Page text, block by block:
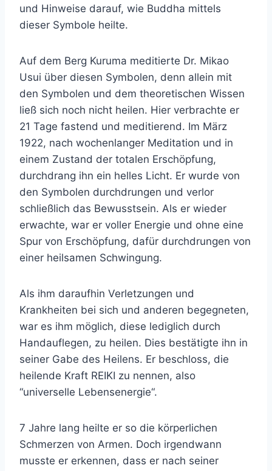
und Hinweise darauf, wie Buddha mittels
dieser Symbole heilte.
Auf dem Berg Kuruma meditierte Dr. Mikao
Usui über diesen Symbolen, denn allein mit
den Symbolen und dem theoretischen Wissen
ließ sich noch nicht heilen. Hier verbrachte er
21 Tage fastend und meditierend. Im März
1922, nach wochenlanger Meditation und in
einem Zustand der totalen Erschöpfung,
durchdrang ihn ein helles Licht. Er wurde von
den Symbolen durchdrungen und verlor
schließlich das Bewusstsein. Als er wieder
erwachte, war er voller Energie und ohne eine
Spur von Erschöpfung, dafür durchdrungen von
einer heilsamen Schwingung.
Als ihm daraufhin Verletzungen und
Krankheiten bei sich und anderen begegneten,
war es ihm möglich, diese lediglich durch
Handauflegen, zu heilen. Dies bestätigte ihn in
seiner Gabe des Heilens. Er beschloss, die
heilende Kraft REIKI zu nennen, also
“universelle Lebensenergie“.
7 Jahre lang heilte er so die körperlichen
Schmerzen von Armen. Doch irgendwann
musste er erkennen, dass er nach seiner